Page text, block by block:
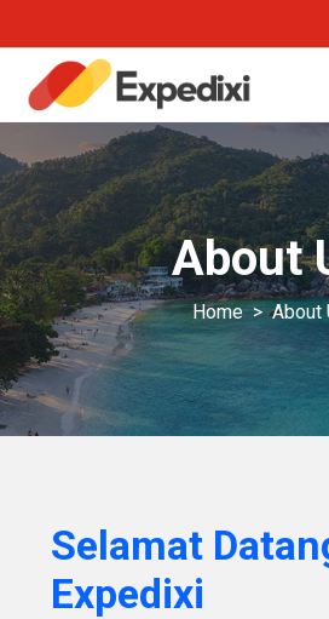
About
Home About
Selamat
Expedixi